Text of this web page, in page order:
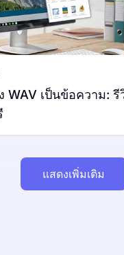
WAV เป็นข้อความ: รี
แสดงเพิ่มเติม